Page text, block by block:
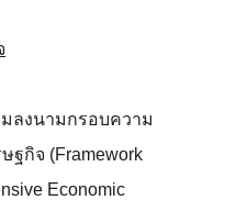
มลงนามกรอบความ
ฐกิจ (Framework
Economic